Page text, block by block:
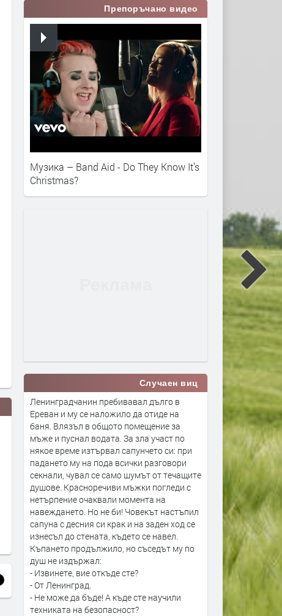
Препоръчано видео
Музика – Band Aid - Do They Know It’s
Christmas?
Случаен виц
Ленинградчанин пребивавал дълго в
Ереван и му се наложило да отиде на
баня. Влязъл в общото помещение за
мъже и пуснал водата. За зла участ по
някое време изтървал сапунчето си: при
падането му на пода всички разговори
секнали, чувал се само шумът от течащите
душове. Красноречиви мъжки погледи с
нетърпение очаквали момента на
навеждането. Но не би! Човекът настъпил
сапуна с десния си крак и на заден ход се
изнесъл до стената, където се навел.
Къпането продължило, но съседът му по
душ не издържал:
- Извинете, вие откъде сте?
- От Ленинград.
- Не може да бъде! А къде сте научили
техниката на безопасност?